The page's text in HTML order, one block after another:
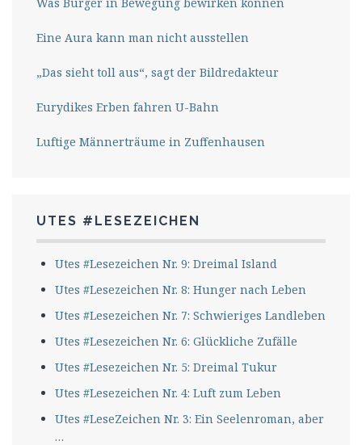
Eine Aura kann man nicht ausstellen
„Das sieht toll aus“, sagt der Bildredakteur
Eurydikes Erben fahren U-Bahn
Luftige Männerträume in Zuffenhausen
UTES #LESEZEICHEN
Utes #Lesezeichen Nr. 9: Dreimal Island
Utes #Lesezeichen Nr. 8: Hunger nach Leben
Utes #Lesezeichen Nr. 7: Schwieriges Landleben
Utes #Lesezeichen Nr. 6: Glückliche Zufälle
Utes #Lesezeichen Nr. 5: Dreimal Tukur
Utes #Lesezeichen Nr. 4: Luft zum Leben
Utes #LeseZeichen Nr. 3: Ein Seelenroman, aber
…